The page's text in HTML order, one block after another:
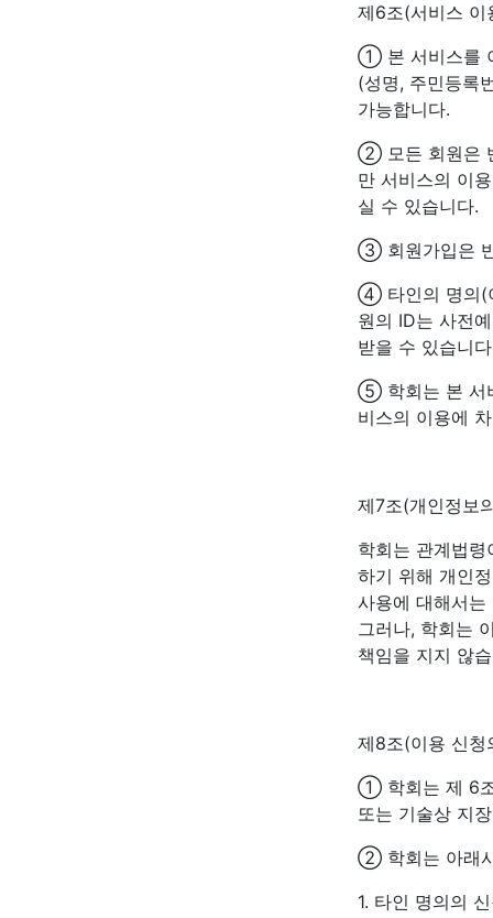
제6조(서비스 이
① 본 서비스를
(성명, 주민등록
가능합니다.
② 모든 회원은
만 서비스의 이
실 수 있습니다.
③ 회원가입은
④ 타인의 명의(
원의 ID는 사전
받을 수 있습니
⑤ 학회는 본 서
비스의 이용에
제7조(개인정보
학회는 관계법
하기 위해 개인
사용에 대해서
그러나, 학회는
책임을 지지 않
제8조(이용 신청
① 학회는 제 6조
또는 기술상 지
② 학회는 아래
1. 타인 명의의